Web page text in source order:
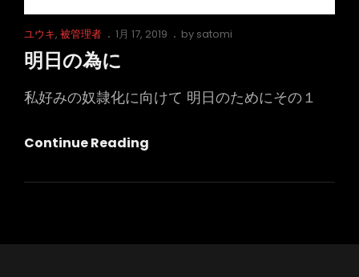
Cat
Links
ユウキ, 被管理者
Posted
1月 17, 2019 by satomi
明日の為に
私好みの奴隷化に向けて 明日のためにその１
Continue Reading
の